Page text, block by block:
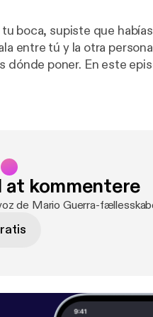
boca, supiste que
entre tú y la otra
poner. En este
entre la culpa
] for more information.
kommentere
de Mario Guerra-